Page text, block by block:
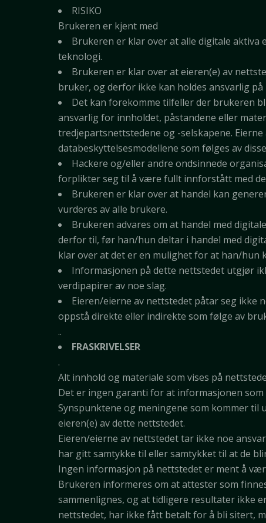
RISIKO
Brukeren er kjent med
Brukeren er klar over at alle digitale
teknologi.
Brukeren er klar over at eieren(e) av
bruker, og derfor ikke kan holdes ansvarlig
Det kan forekomme tilfeller der brukeren
ansvarlig for innholdet, påstandene eller
tredjepartsnettstedene og -selskapene.
databeskyttelsesmodellene som følges av
Hackere og/eller andre ondsinnede
forplikter seg til å være fullt innforstått med
Brukeren er klar over at handel kan
vurderes av alle brukere.
Brukeren advares om at handel med
derfor til, før han/hun deltar i handel med
klar over at det er en mulighet for at han/hun
Informasjonen på dette nettstedet utgjør
verdipapirer av noe slag.
Eieren/eierne av nettstedet påtar seg ikke
oppstå direkte eller indirekte som følge av
..
FRASKRIVELSER
.
Alt innhold og materiale som vises på
Det er ingen garanti for at informasjonen
Synspunktene og meningene som kommer
eieren(e) av dette nettstedet.
Eieren/eierne av nettstedet tar ikke noe
har gitt samtykke til eller samtykket til at de
Ingen informasjon på nettstedet er ment å
Brukeren informeres om at attester som
sammenlignes, og at tidligere resultater ikke
nettstedet, har ikke fått betalt for å bli sitert,